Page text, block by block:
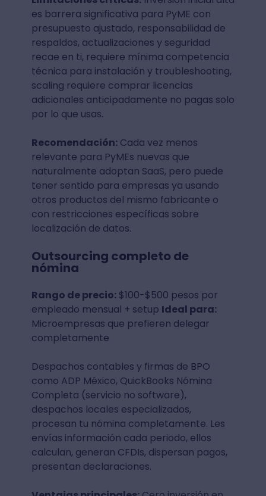
es barrera significativa para PyME con
presupuesto ajustado, responsabilidad de
respaldos, actualizaciones y seguridad
recae en ti, requiere mínima competencia
técnica para instalación y troubleshooting,
scaling requiere comprar licencias
adicionales anticipadamente no pagas solo
por lo que usas.
Recomendación:Cada vez menos
relevante para PyMEs nuevas que
naturalmente adoptan SaaS, pero puede
tener sentido para empresas ya usando
otros productos del mismo fabricante o
con restricciones específicas sobre
localización de datos.
Outsourcing completo de
nómina
Rango de precio:$100-$500 pesos por
empleado mensual + setup Ideal para:
Microempresas que prefieren delegar
completamente
Despachos contables y firmas de BPO
como ADP México, QuickBooks Nómina
Completa (servicio no software),
despachos locales especializados,
procesan tu nómina completamente. Les
envías información cada periodo, ellos
calculan, generan CFDIs, dispersan pagos,
presentan declaraciones.